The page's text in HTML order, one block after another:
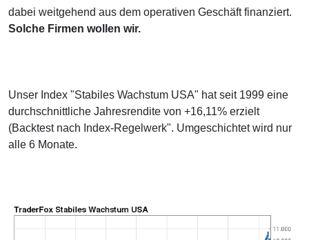
dabei weitgehend aus dem operativen Geschäft finanziert.
Solche Firmen wollen wir.
Unser Index "Stabiles Wachstum USA" hat seit 1999 eine
durchschnittliche Jahresrendite von +16,11% erzielt
(Backtest nach Index-Regelwerk". Umgeschichtet wird nur
alle 6 Monate.